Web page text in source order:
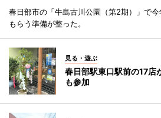
春日部市の「牛島古川公園（第2期）」で
もらう準備が整った。
見る・遊ぶ
春日部駅東口駅前の17
も参加